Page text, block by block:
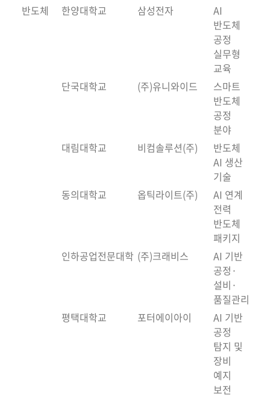
반도체
한양대학교 삼성전자
AI
반도체
공정
실무형
교육
단국대학교
(주)유니와이드
스마트
반도체
공정
분야
대림대학교
비컴솔루션(주)
반도체
AI 생산
기술
동의대학교
옵틱라이트(주)
AI 연계
전력
반도체
패키지
인하공업전문대학 (주)크래비스
AI 기반
공정·
설비·
품질관리
평택대학교
포터에이아이
AI 기반
공정
탐지 및
장비
예지
보전